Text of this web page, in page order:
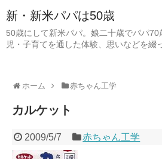
新・新米パパは50歳
50歳にして新米パパ。娘二十歳でパパ
児・子育てを通した体験、思いなどを綴
ホーム 赤ちゃん工学
カルケット
2009/5/7 赤ちゃん工学